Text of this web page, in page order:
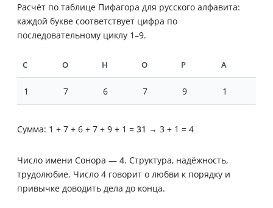
Расчёт по таблице Пифагора для русского алфавита:
каждой букве соответствует цифра по
последовательному циклу 1–9.
С О Н О Р А
1 7 6 7 9 1
Сумма: 1 + 7 + 6 + 7 + 9 + 1 = 31 → 3 + 1 = 4
Число имени Сонора — 4. Структура, надёжность,
трудолюбие. Число 4 говорит о любви к порядку и
привычке доводить дела до конца.